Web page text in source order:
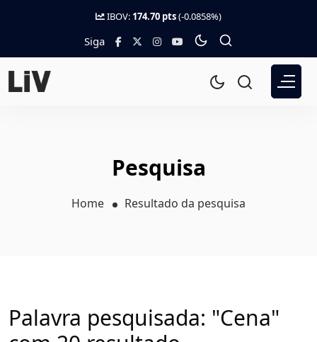
IBOV: 174.70 pts(-0.0858%)
Siga
Pesquisa
Home Resultado da pesquisa
Palavra pesquisada: "Cena"